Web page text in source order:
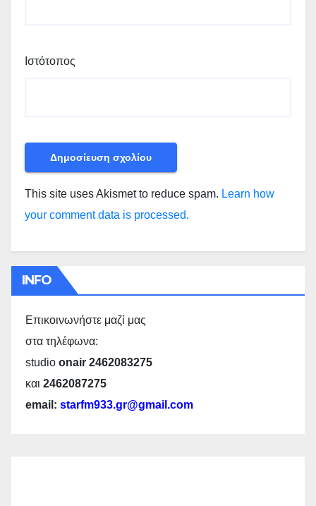
Ιστότοπος
This site uses Akismet to reduce spam. Learn how
your comment data is processed.
INFO
Επικοινωνήστε μαζί μας
στα τηλέφωνα:
studio onair 2462083275
και 2462087275
email: starfm933.gr@gmail.com